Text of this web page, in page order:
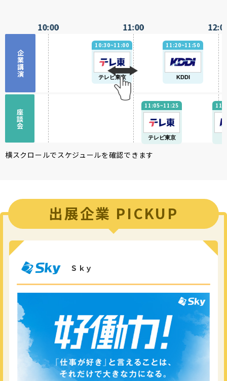
企業講演
座談会
10:00 11:00
10:30~11:00
テレビ東京
11:20~11:50
KDDI
11:05~11:25
テレビ東京
横スクロールでスケジュールを確認できます
出展企業 PICKUP
Ｓｋｙ